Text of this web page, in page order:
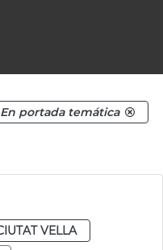
En portada temática
VELLA